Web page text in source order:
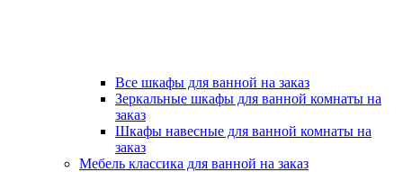
Все шкафы для ванной на заказ
Зеркальные шкафы для ванной комнаты на
заказ
Шкафы навесные для ванной комнаты на
заказ
Мебель классика для ванной на заказ